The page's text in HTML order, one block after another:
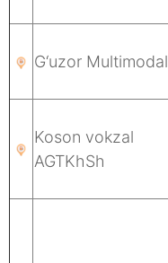
G‘uzor Multimodal
Koson vokzal
AGTKhSh